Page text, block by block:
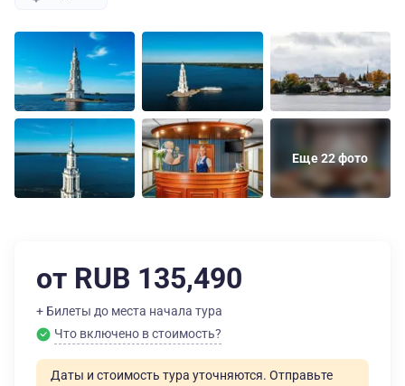
Еще 22 фото
от RUB 135,490
+ Билеты до места начала тура
Что включено в стоимость?
Даты и стоимость тура уточняются. Отправьте